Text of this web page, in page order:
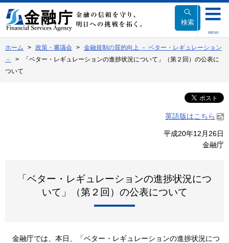
文
へ
動
検索
MENU
ホーム 政策・審議会
金融規制の質的向上 － ベター・レギュレーション
－
「ベター・レギュレーションの進捗状況について」（第２回）の公表に
ついて
英語版はこちら
平成20年12月26日
金融庁
「ベター・レギュレーションの進捗状況につ
いて」（第２回）の公表について
金融庁では、本日、「ベター・レギュレーションの進捗状況につ